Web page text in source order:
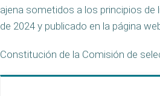
ajena sometidos a los principios
de 2024 y publicado en la página
Constitución de la Comisión de